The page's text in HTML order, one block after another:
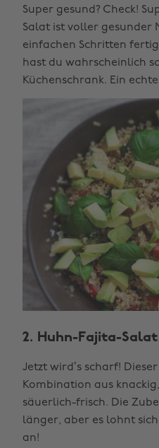
Super gesund? Check!
Salat ist voller gesunder
einfachen Schritten
hast du wahrscheinlich
Küchenschrank. Ein
2. Huhn-Fajita-Salat
Jetzt wird’s scharf!
Kombination aus
säuerlich-frisch. Die
länger, aber es lohnt
an!